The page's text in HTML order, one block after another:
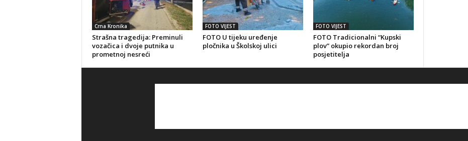
Crna Kronika
Strašna tragedija: Preminuli
vozačica i dvoje putnika u
prometnoj nesreći
FOTO VIJEST
FOTO U tijeku uređenje
pločnika u Školskoj ulici
FOTO VIJEST
FOTO Tradicionalni “Kupski
plov” okupio rekordan broj
posjetitelja